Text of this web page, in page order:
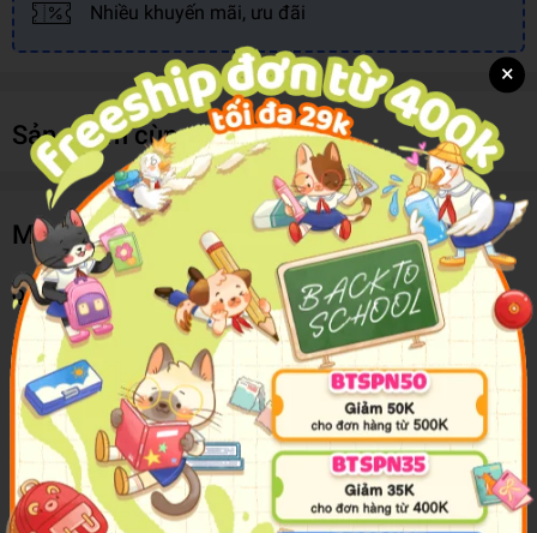
Nhiều khuyến mãi, ưu đãi
Sản phẩm cùng loại
Mô tả sản phẩm
Quả Trứng Đáng Yêu Của Bé - Động Vật Hoang Dã
Lứa tuổi nhà trẻ và mầm non là lứa tuổi bắt đầu biết nhận thức, và
yêu thích tìm hiểu khám phá thế giới xung quanh mình. Bộ sách
Quả trứng đáng yêu của bé được biên soạn dựa trên lứa tuổi và
nhu cầu tìm hiểu của các bé.
Nội dung được chia thành 8 chủ đề quen thuộc với các em: Màu
sắc, Hình dạng, Rau củ, Động vật nuôi, Động vật hoang dã, Học
×